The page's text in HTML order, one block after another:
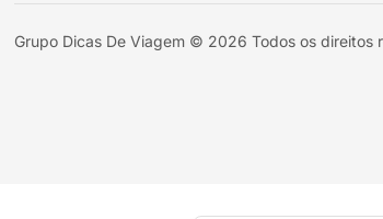
Grupo Dicas De Viagem © 2026 Todos os direitos